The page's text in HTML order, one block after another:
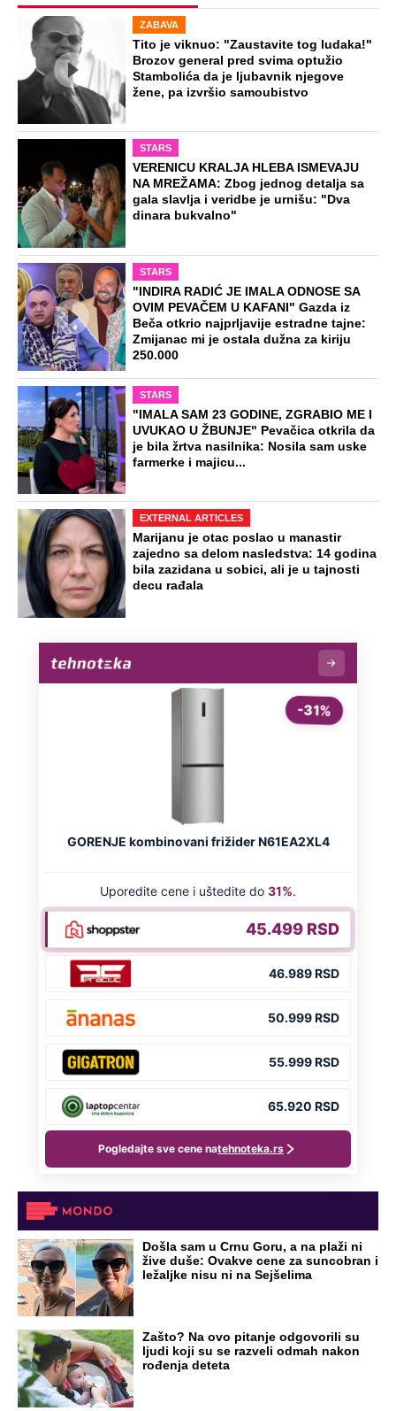
ZABAVA
Tito je viknuo: "Zaustavite tog ludaka!"
Brozov general pred svima optužio
Stambolića da je ljubavnik njegove
žene, pa izvršio samoubistvo
STARS
VERENICU KRALJA HLEBA ISMEVAJU
NA MREŽAMA: Zbog jednog detalja sa
gala slavlja i veridbe je urnišu: "Dva
dinara bukvalno"
STARS
"INDIRA RADIĆ JE IMALA ODNOSE SA
OVIM PEVAČEM U KAFANI" Gazda iz
Beča otkrio najprljavije estradne tajne:
Zmijanac mi je ostala dužna za kiriju
250.000
STARS
"IMALA SAM 23 GODINE, ZGRABIO ME I
UVUKAO U ŽBUNJE" Pevačica otkrila da
je bila žrtva nasilnika: Nosila sam uske
farmerke i majicu...
EXTERNAL ARTICLES
Marijanu je otac poslao u manastir
zajedno sa delom nasledstva: 14 godina
bila zazidana u sobici, ali je u tajnosti
decu rađala
Došla sam u Crnu Goru, a na plaži ni
žive duše: Ovakve cene za suncobran i
ležaljke nisu ni na Sejšelima
Zašto? Na ovo pitanje odgovorili su
ljudi koji su se razveli odmah nakon
rođenja deteta